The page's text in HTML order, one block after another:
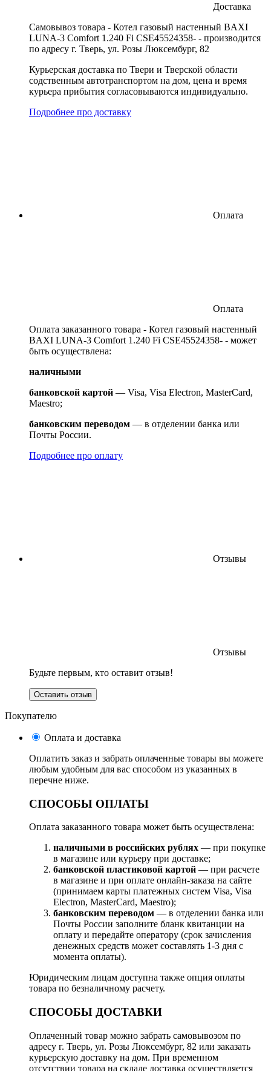
Доставка
Cамовывоз товара - Котел газовый настенный BAXI
LUNA-3 Comfort 1.240 Fi CSE45524358- - производится
по адресу г. Тверь, ул. Розы Люксембург, 82
Курьерская доставка по Твери и Тверской области
содственным автотранспортом на дом, цена и время
курьера прибытия согласовываются индивидуально.
Подробнее про доставку
Оплата
Оплата
Оплата заказанного товара - Котел газовый настенный
BAXI LUNA-3 Comfort 1.240 Fi CSE45524358- - может
быть осуществлена:
наличными
банковской картой — Visa, Visa Electron, MasterCard,
Maestro;
банковским переводом — в отделении банка или
Почты России.
Подробнее про оплату
Отзывы
Отзывы
Будьте первым, кто оставит отзыв!
Оставить отзыв
Покупателю
Оплата и доставка
Оплатить заказ и забрать оплаченные товары вы можете
любым удобным для вас способом из указанных в
перечне ниже.
СПОСОБЫ ОПЛАТЫ
Оплата заказанного товара может быть осуществлена:
наличными в российских рублях — при покупке
в магазине или курьеру при доставке;
банковской пластиковой картой — при расчете
в магазине и при оплате онлайн-заказа на сайте
(принимаем карты платежных систем Visa, Visa
Electron, MasterCard, Maestro);
банковским переводом — в отделении банка или
Почты России заполните бланк квитанции на
оплату и передайте оператору (срок зачисления
денежных средств может составлять 1-3 дня с
момента оплаты).
Юридическим лицам доступна также опция оплаты
товара по безналичному расчету.
СПОСОБЫ ДОСТАВКИ
Оплаченный товар можно забрать самовывозом по
адресу г. Тверь, ул. Розы Люксембург, 82 или заказать
курьерскую доставку на дом. При временном
отсутствии товара на складе доставка осуществляется